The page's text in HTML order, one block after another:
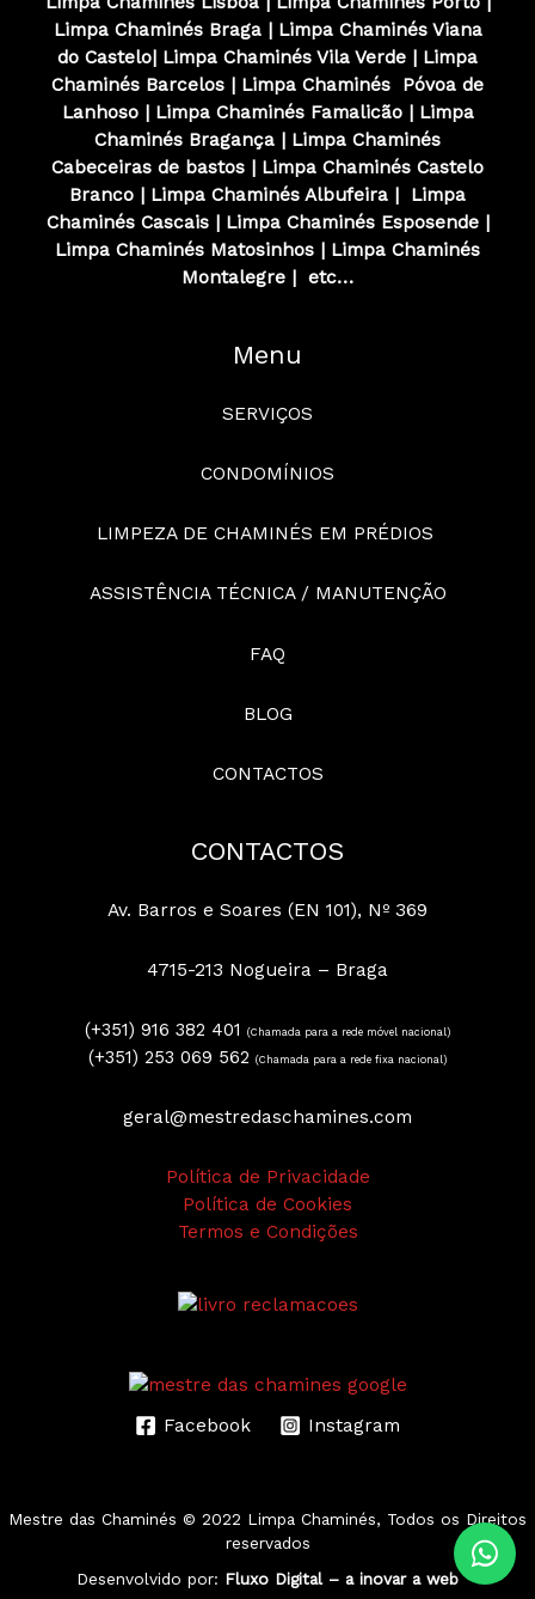
Limpa Chaminés Braga| Limpa Chaminés Viana
do Castelo| Limpa Chaminés Vila Verde | Limpa
Chaminés Barcelos | Limpa Chaminés
Póvoa de
Lanhoso| Limpa Chaminés Famalicão| Limpa
Chaminés Bragança | Limpa Chaminés
Cabeceiras de bastos | Limpa Chaminés Castelo
Branco | Limpa Chaminés Albufeira | Limpa
Chaminés Cascais| Limpa ChaminésEsposende|
Limpa Chaminés Matosinhos | Limpa Chaminés
Montalegre | etc…
Menu
SERVIÇOS
CONDOMÍNIOS
LIMPEZA DE CHAMINÉS EM PRÉDIOS
ASSISTÊNCIA TÉCNICA / MANUTENÇÃO
FAQ
BLOG
CONTACTOS
CONTACTOS
Av. Barros e Soares (EN 101), Nº 369
4715-213 Nogueira – Braga
(+351) 916 382 401 (Chamada para a rede móvel nacional)
(+351) 253 069 562 (Chamada para a rede fixa nacional)
geral@mestredaschamines.com
Política de Privacidade
Política de Cookies
Termos e Condições
Facebook Instagram
Mestre das Chaminés © 2022 Limpa Chaminés, Todos os Direitos
reservados
Desenvolvido por: Fluxo Digital – a inovar a web